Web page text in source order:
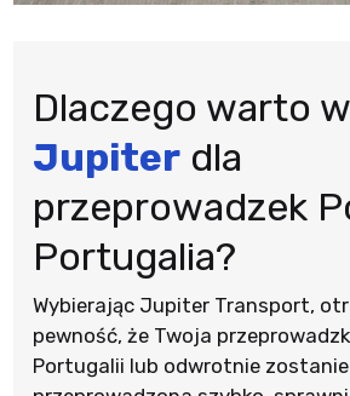
Dlaczego warto
Jupiterdla
przeprowadzek
Portugalia?
Wybierając Jupiter Transport,
pewność, że Twoja
Portugalii lub odwrotnie zostanie